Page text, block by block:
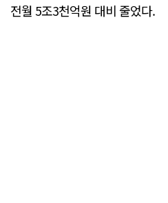
전월 5조3천억원 대비 줄었다.